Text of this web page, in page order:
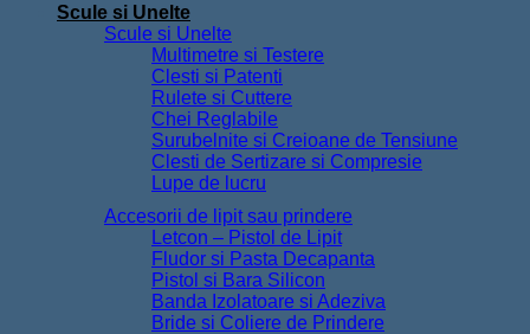
Scule si Unelte
Scule si Unelte
Multimetre si Testere
Clesti si Patenti
Rulete si Cuttere
Chei Reglabile
Surubelnite si Creioane de Tensiune
Clesti de Sertizare si Compresie
Lupe de lucru
Accesorii de lipit sau prindere
Letcon – Pistol de Lipit
Fludor si Pasta Decapanta
Pistol si Bara Silicon
Banda Izolatoare si Adeziva
Bride si Coliere de Prindere